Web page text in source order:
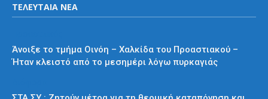
ΤΕΛΕΥΤΑΙΑ ΝΕΑ
Άνοιξε το τμήμα Οινόη – Χαλκίδα του Προαστιακού –
Ήταν κλειστό από το μεσημέρι λόγω πυρκαγιάς